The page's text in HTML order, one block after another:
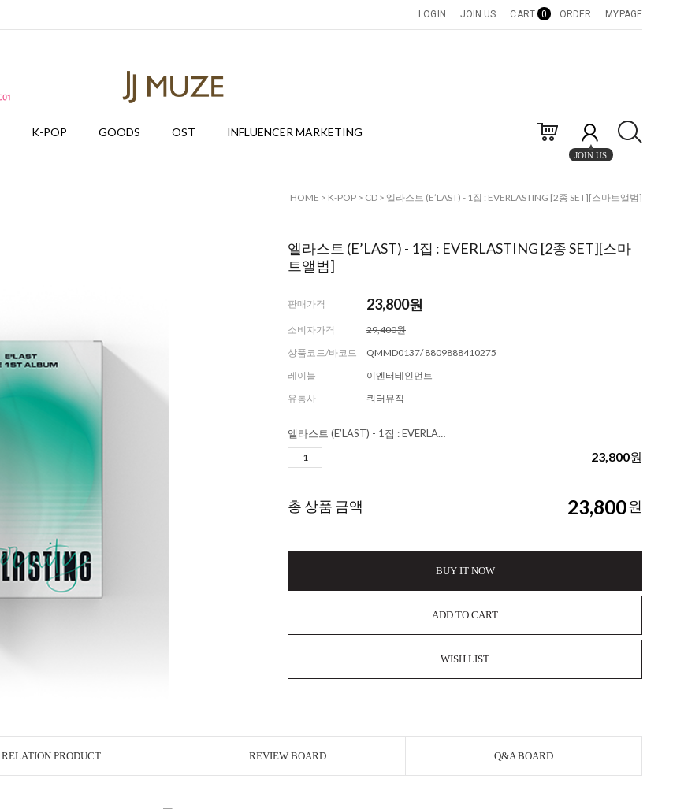
LOGIN JOIN US CART 0 ORDER MYPAGE
K-POP GOODS OST INFLUENCER MARKETING
JOIN US
HOME > K-POP > CD > 엘라스트 (E’LAST) - 1집 : EVERLASTING [2종 SET][스마트앨범]
엘라스트 (E’LAST) - 1집 : EVERLASTING [2종 SET][스마
트앨범]
판매가격 23,800원
소비자가격
29,400원
상품코드/바코드
QMMD0137/ 8809888410275
레이블
이엔터테인먼트
유통사
쿼터뮤직
엘라스트 (E’LAST) - 1집 : EVERLASTING [2종 SET][스마트앨범]
23,800원
총 상품 금액 23,800원
BUY IT NOW
ADD TO CART
WISH LIST
RELATION PRODUCT REVIEW BOARD Q&A BOARD